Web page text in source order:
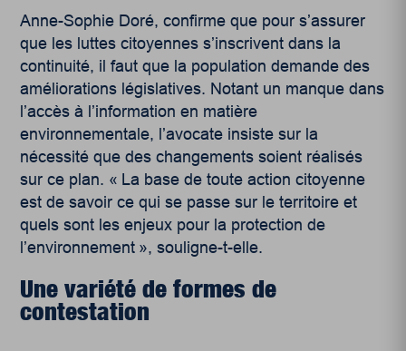
Anne-Sophie Doré, confirme que pour s’assurer
que les luttes citoyennes s’inscrivent dans la
continuité, il faut que la population demande des
améliorations législatives. Notant un manque dans
l’accès à l’information en matière
environnementale, l’avocate insiste sur la
nécessité que des changements soient réalisés
sur ce plan. « La base de toute action citoyenne
est de savoir ce qui se passe sur le territoire et
quels sont les enjeux pour la protection de
l’environnement », souligne-t-elle.
Une variété de formes de
contestation